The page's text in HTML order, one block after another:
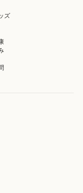
ズ